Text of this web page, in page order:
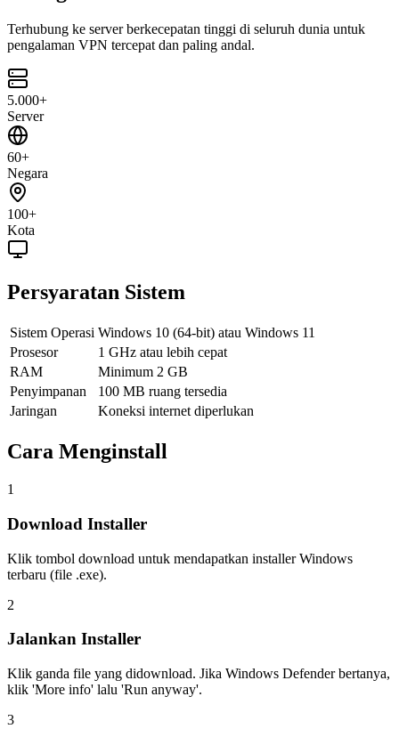
Terhubung ke server berkecepatan tinggi di seluruh dunia untuk
pengalaman VPN tercepat dan paling andal.
5.000+
Server
60+
Negara
100+
Kota
Persyaratan Sistem
Sistem Operasi Windows 10 (64-bit) atau Windows 11
Prosesor
1 GHz atau lebih cepat
RAM
Minimum 2 GB
Penyimpanan
100 MB ruang tersedia
Jaringan
Koneksi internet diperlukan
Cara Menginstall
1
Download Installer
Klik tombol download untuk mendapatkan installer Windows
terbaru (file .exe).
2
Jalankan Installer
Klik ganda file yang didownload. Jika Windows Defender bertanya,
klik 'More info' lalu 'Run anyway'.
3